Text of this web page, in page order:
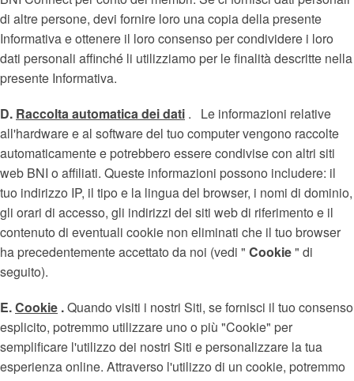
di altre persone, devi fornire loro una copia della presente
Informativa e ottenere il loro consenso per condividere i loro
dati personali affinché li utilizziamo per le finalità descritte nella
presente Informativa.
D. Raccolta automatica dei dati . Le informazioni relative
all'hardware e al software del tuo computer vengono raccolte
automaticamente e potrebbero essere condivise con altri siti
web BNI o affiliati. Queste informazioni possono includere: il
tuo indirizzo IP, il tipo e la lingua del browser, i nomi di dominio,
gli orari di accesso, gli indirizzi dei siti web di riferimento e il
contenuto di eventuali cookie non eliminati che il tuo browser
ha precedentemente accettato da noi (vedi " Cookie" di
seguito).
E.Cookie .Quando visiti i nostri Siti, se fornisci il tuo consenso
esplicito, potremmo utilizzare uno o più "Cookie" per
semplificare l'utilizzo dei nostri Siti e personalizzare la tua
esperienza online. Attraverso l'utilizzo di un cookie, potremmo